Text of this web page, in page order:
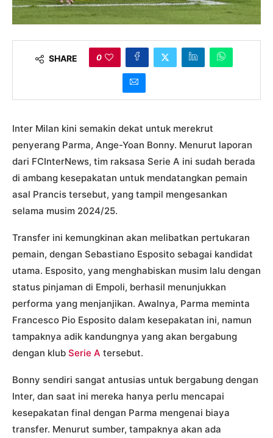
SHARE 0
Inter Milan kini semakin dekat untuk merekrut
penyerang Parma, Ange-Yoan Bonny. Menurut laporan
dari FCInterNews, tim raksasa Serie A ini sudah berada
di ambang kesepakatan untuk mendatangkan pemain
asal Prancis tersebut, yang tampil mengesankan
selama musim 2024/25.
Transfer ini kemungkinan akan melibatkan pertukaran
pemain, dengan Sebastiano Esposito sebagai kandidat
utama. Esposito, yang menghabiskan musim lalu dengan
status pinjaman di Empoli, berhasil menunjukkan
performa yang menjanjikan. Awalnya, Parma meminta
Francesco Pio Esposito dalam kesepakatan ini, namun
tampaknya adik kandungnya yang akan bergabung
dengan klub Serie A tersebut.
Bonny sendiri sangat antusias untuk bergabung dengan
Inter, dan saat ini mereka hanya perlu mencapai
kesepakatan final dengan Parma mengenai biaya
transfer. Menurut sumber, tampaknya akan ada